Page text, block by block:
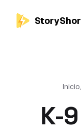
Inicio
K-9